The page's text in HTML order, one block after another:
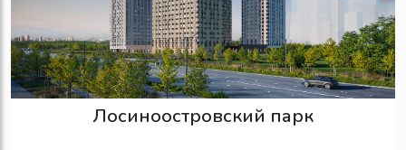
Лосиноостровский парк